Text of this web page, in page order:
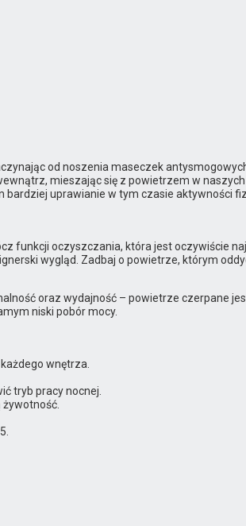
od noszenia maseczek
mieszając się z powietrzem w
uprawianie w tym czasie aktywności
funkcji oczyszczania, która jest oczywiście
wygląd. Zadbaj o powietrze, którym
oraz wydajność – powietrze czerpane
niski pobór mocy.
wnętrza.
tryb pracy nocnej.